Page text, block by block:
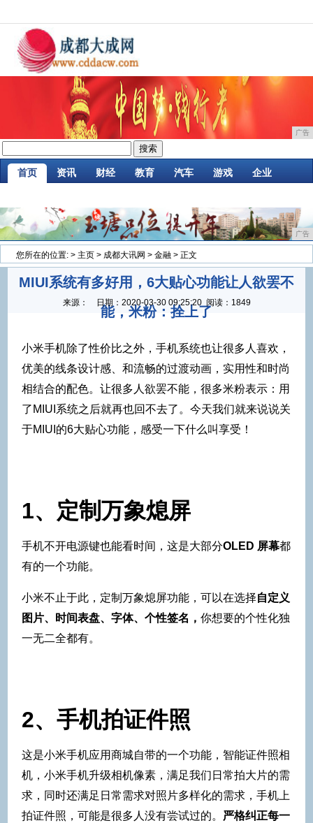
广告
首页 资讯 财经 教育 汽车 游戏 企业
广告
您所在的位置: > 主页 > 成都大讯网 > 金融 > 正文
MIUI系统有多好用，6大贴心功能让人欲罢不
能，米粉：拴上了
来源： 日期： 2020-03-30 09:25:20 阅读：1849
小米手机除了性价比之外，手机系统也让很多人喜欢，
优美的线条设计感、和流畅的过渡动画，实用性和时尚
相结合的配色。让很多人欲罢不能，很多米粉表示：用
了MIUI系统之后就再也回不去了。今天我们就来说说关
于MIUI的6大贴心功能，感受一下什么叫享受！
1、定制万象熄屏
手机不开电源键也能看时间，这是大部分OLED 屏幕都
有的一个功能。
小米不止于此，定制万象熄屏功能，可以在选择自定义
图片、时间表盘、字体、个性签名， 你想要的个性化独
一无二全都有。
2、手机拍证件照
这是小米手机应用商城自带的一个功能，智能证件照相
机，小米手机升级相机像素，满足我们日常拍大片的需
求，同时还满足日常需求对照片多样化的需求，手机上
拍证件照，可能是很多人没有尝试过的。 严格纠正每一